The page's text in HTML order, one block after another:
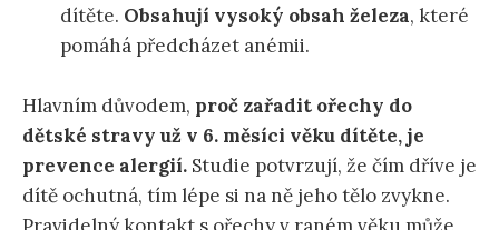
dítěte. Obsahují vysoký obsah železa, které
pomáhá předcházet anémii.
Hlavním důvodem, proč zařadit ořechy do
dětské stravy už v 6. měsíci věku dítěte, je
prevence alergií. Studie potvrzují, že čím dříve je
dítě ochutná, tím lépe si na ně jeho tělo zvykne.